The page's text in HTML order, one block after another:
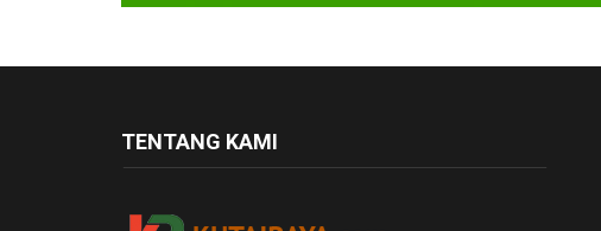
TENTANG KAMI